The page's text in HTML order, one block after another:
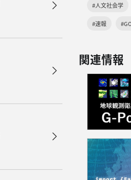
#人文社会学
#速報
関連情報